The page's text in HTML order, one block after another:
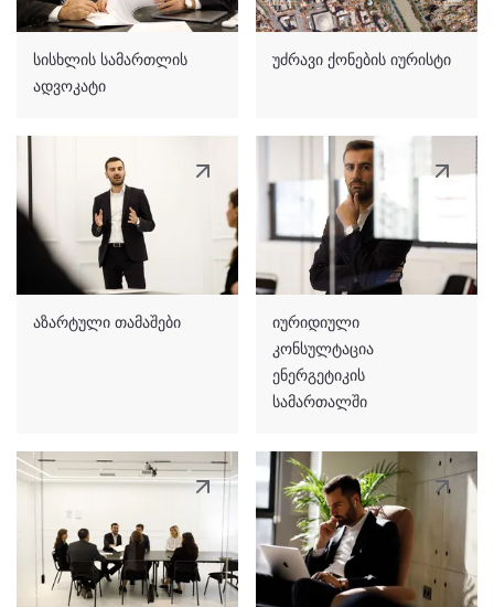
სისხლის სამართლის
ადვოკატი
უძრავი ქონების იურისტი
აზარტული თამაშები
იურიდიული
კონსულტაცია
ენერგეტიკის
სამართალში